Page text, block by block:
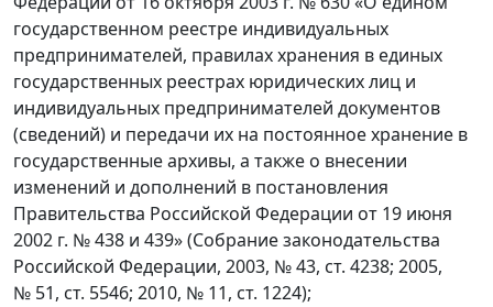
государственном реестре индивидуальных
предпринимателей, правилах хранения в единых
государственных реестрах юридических лиц и
индивидуальных предпринимателей документов
(сведений) и передачи их на постоянное хранение в
государственные архивы, а также о внесении
изменений и дополнений в постановления
Правительства Российской Федерации от 19 июня
2002 г. № 438 и 439» (Собрание законодательства
Российской Федерации, 2003, № 43, ст. 4238; 2005,
№ 51, ст. 5546; 2010, № 11, ст. 1224);